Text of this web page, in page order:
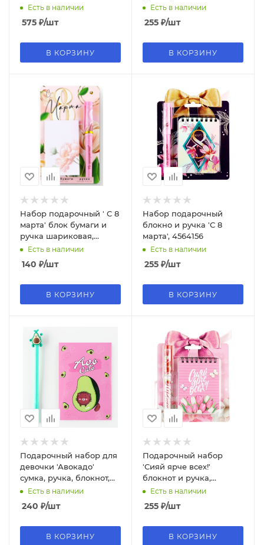
ручка, 7370391
Есть в наличии
575 ₽/шт
В КОРЗИНУ
ручка, 9874761
Есть в наличии
255 ₽/шт
В КОРЗИНУ
Набор подарочный ' С 8
марта' блок бумаги и
ручка шариковая,
9877844
Есть в наличии
140 ₽/шт
В КОРЗИНУ
Набор подарочный
блокно и ручка 'С 8
марта', 4564156
Есть в наличии
255 ₽/шт
В КОРЗИНУ
Подарочный набор для
девочки 'Авокадо'
сумка, ручка, блокнот,
цвет розовый, 7364935
Есть в наличии
240 ₽/шт
В КОРЗИНУ
Подарочный набор
'Сияй ярче всех!'
блокнот и ручка,
9874763
Есть в наличии
255 ₽/шт
В КОРЗИНУ